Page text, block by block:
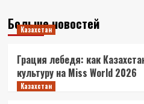
Больше новостей
Казахстан
Грация лебедя: как
культуру на Miss World 2026
Казахстан